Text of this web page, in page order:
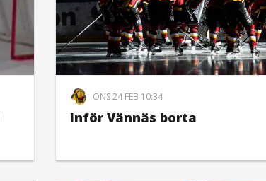
ONS 24 FEB 10:34
Inför Vännäs borta